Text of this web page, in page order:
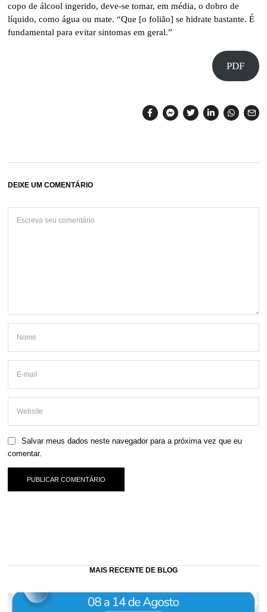
copo de álcool ingerido, deve-se tomar, em média, o dobro de
líquido, como água ou mate. “Que [o folião] se hidrate bastante. É
fundamental para evitar sintomas em geral.”
PDF
DEIXE UM COMENTÁRIO
Salvar meus dados neste navegador para a próxima vez que eu
comentar.
MAIS RECENTE DE BLOG